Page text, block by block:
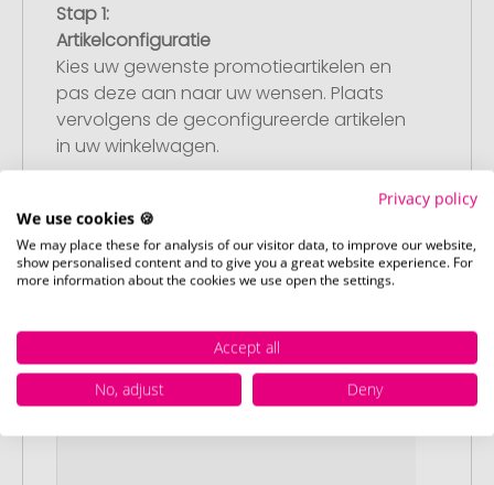
Stap 1:
Artikelconfiguratie
Kies uw gewenste promotieartikelen en
pas deze aan naar uw wensen. Plaats
vervolgens de geconfigureerde artikelen
in uw winkelwagen.
Privacy policy
We use cookies 🍪
We may place these for analysis of our visitor data, to improve our website,
show personalised content and to give you a great website experience. For
more information about the cookies we use open the settings.
Accept all
No, adjust
Deny